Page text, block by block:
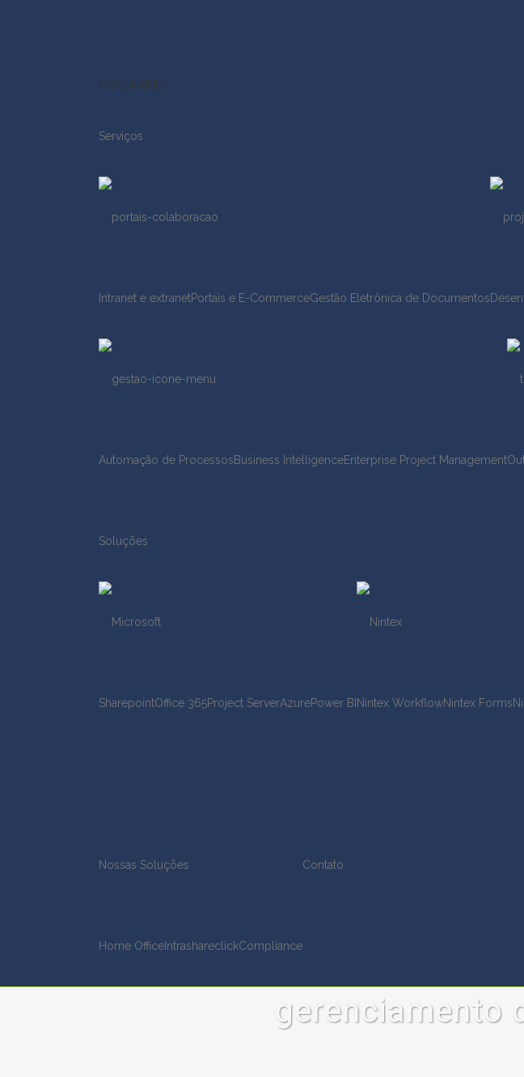
MENUMENU
Serviços
Intranet e extranetPortais e E-CommerceGestão Eletrônica de Documentos
Automação de ProcessosBusiness IntelligenceEnterprise Project Management
Soluções
SharepointOffice 365Project ServerAzurePower BI Nintex WorkflowNintex Forms
Nossas Soluções
Home Office IntrashareclickCompliance
Contato
gerenciamento
O impacto do GED na produtividade